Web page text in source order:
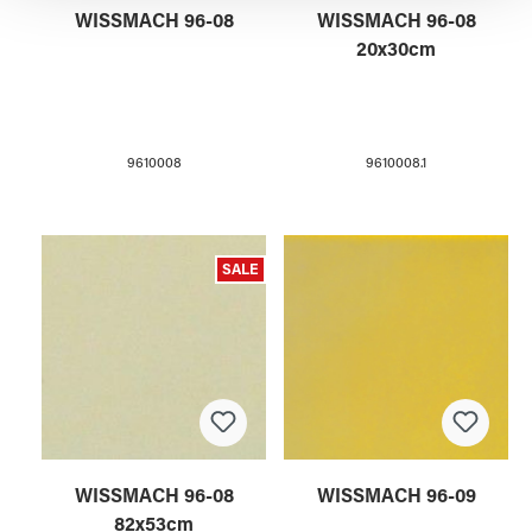
WISSMACH 96-08
9610008
WISSMACH 96-08
20x30cm
9610008.1
SALE
WISSMACH 96-08
82x53cm
WISSMACH 96-09